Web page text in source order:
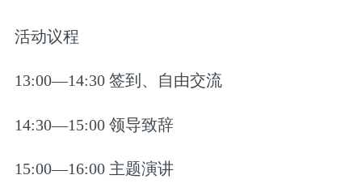
活动议程
13:00—14:30 签到、自由交流
14:30—15:00 领导致辞
15:00—16:00 主题演讲